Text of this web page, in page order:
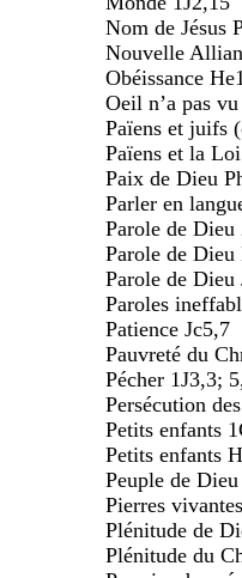
Nom de Jésus
Nouvelle
Obéissance
Oeil n’a pas
Païens et juifs
Païens et la
Paix de Dieu
Parler en
Parole de Dieu
Parole de Dieu
Parole de Dieu
Paroles
Patience Jc5,7
Pauvreté du
Pécher 1J3,3;
Persécution
Petits enfants
Petits enfants
Peuple de
Pierres
Plénitude de
Plénitude du